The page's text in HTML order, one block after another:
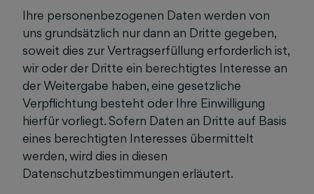
Ihre personenbezogenen Daten werden von
uns grundsätzlich nur dann an Dritte gegeben,
soweit dies zur Vertragserfüllung erforderlich ist,
wir oder der Dritte ein berechtigtes Interesse an
der Weitergabe haben, eine gesetzliche
Verpflichtung besteht oder Ihre Einwilligung
hierfür vorliegt. Sofern Daten an Dritte auf Basis
eines berechtigten Interesses übermittelt
werden, wird dies in diesen
Datenschutzbestimmungen erläutert.